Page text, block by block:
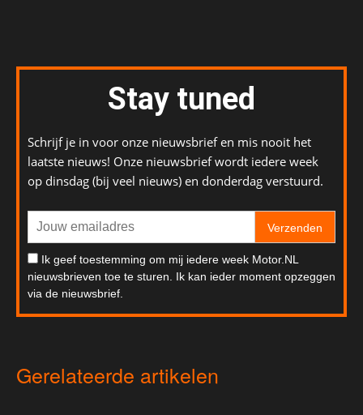
Stay tuned
Schrijf je in voor onze nieuwsbrief en mis nooit het
laatste nieuws! Onze nieuwsbrief wordt iedere week
op dinsdag (bij veel nieuws) en donderdag verstuurd.
Verzenden
Ik geef toestemming om mij iedere week Motor.NL
nieuwsbrieven toe te sturen. Ik kan ieder moment opzeggen
via de nieuwsbrief.
Gerelateerde artikelen